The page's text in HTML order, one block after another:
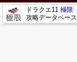
ドラクエ11 極限
攻略データベース